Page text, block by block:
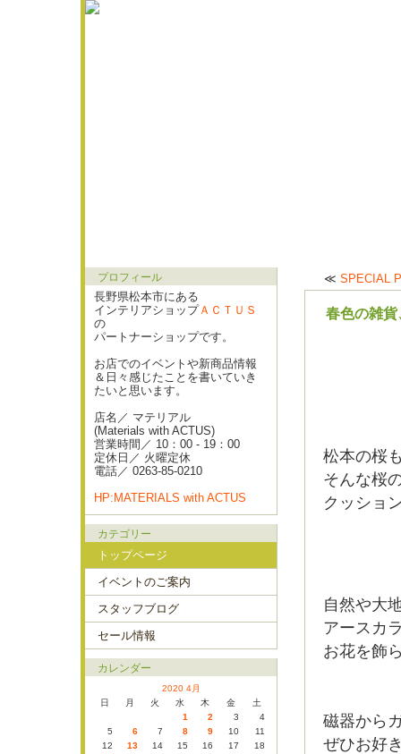
≪ SPECIAL
春色の雑
松本の桜
そんな桜
クッショ
自然や大
アースカ
お花を飾
磁器から
ぜひお好
プロフィール
長野県松本市にある
インテリアショップＡＣＴＵＳ
の
パートナーショップです。
お店でのイベントや新商品情報
＆日々感じたことを書いていき
たいと思います。
店名／ マテリアル
(Materials with ACTUS)
営業時間／ 10：00 - 19：00
定休日／ 火曜定休
電話／ 0263-85-0210
HP:MATERIALS with ACTUS
カテゴリー
トップページ
イベントのご案内
スタッフブログ
セール情報
カレンダー
2020 4月
日
月 火 水 木 金
土
1
2 3
4
5
6 7 8 9 10
11
12
13 14 15 16 17
18